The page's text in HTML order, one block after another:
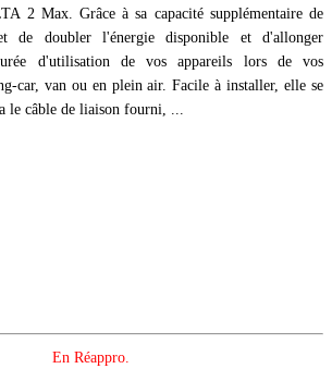
2 Max. Grâce à sa capacité supplémentaire de
de doubler l'énergie disponible et d'allonger
d'utilisation de vos appareils lors de vos
car, van ou en plein air. Facile à installer, elle se
le câble de liaison fourni, ...
En Réappro.